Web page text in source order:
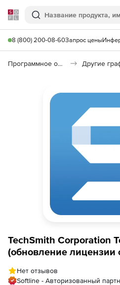
Softline
Поиск
8 (800) 200-08-60Запрос цены
Программное обеспечение для графики и дизайна
TechSmith Corporation
(обновление лицензии
Количество
Нет отзывов
Softline - Авторизованный